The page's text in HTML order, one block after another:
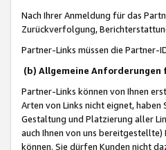
Nach Ihrer Anmeldung für das
Zurückverfolgung,
Partner-Links müssen die Partner-
(b) Allgemeine
Partner-Links können von Ihnen
Arten von Links nicht eignet,
Gestaltung und Platzierung aller
auch Ihnen von uns
können. Sie dürfen Kunden nicht